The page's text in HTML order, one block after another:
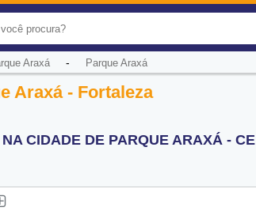
Araxá- Parque Araxá
Araxá - Fortaleza
CIDADE DE PARQUE ARAXÁ - CE